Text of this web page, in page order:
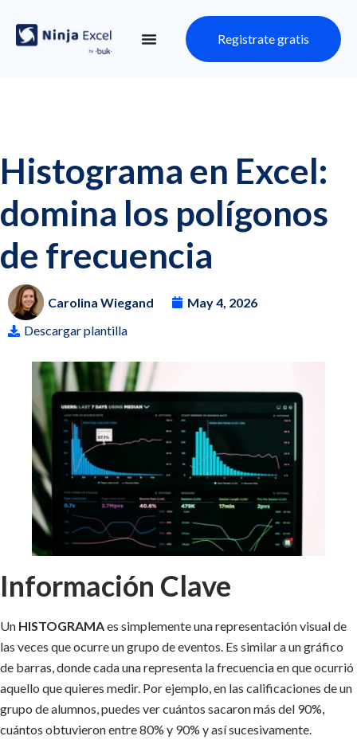
Registrate gratis
Histograma en Excel:
domina los polígonos
de frecuencia
Carolina Wiegand
May 4, 2026
Descargar plantilla
Información Clave
Un HISTOGRAMAes simplemente una representación visual de
las veces que ocurre un grupo de eventos. Es similar a un gráfico
de barras, donde cada una representa la frecuencia en que ocurrió
aquello que quieres medir. Por ejemplo, en las calificaciones de un
grupo de alumnos, puedes ver cuántos sacaron más del 90%,
cuántos obtuvieron entre 80% y 90% y así sucesivamente.